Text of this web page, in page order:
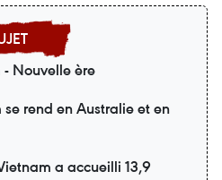
Nouvelle ère
rend en Australie et en
a accueilli 13,9